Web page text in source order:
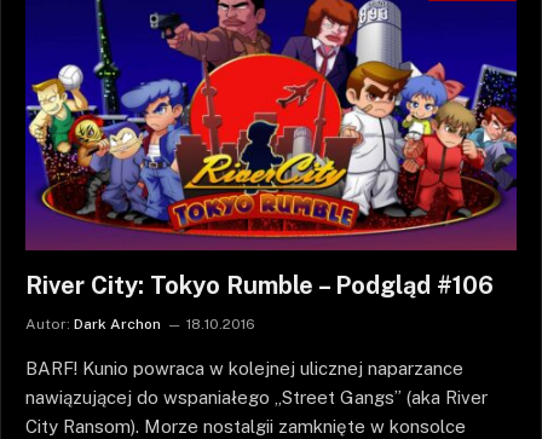
River City: Tokyo Rumble – Podgląd #106
Autor: Dark Archon 18.10.2016
BARF! Kunio powraca w kolejnej ulicznej naparzance
nawiązującej do wspaniałego „Street Gangs” (aka River
City Ransom). Morze nostalgii zamknięte w konsolce